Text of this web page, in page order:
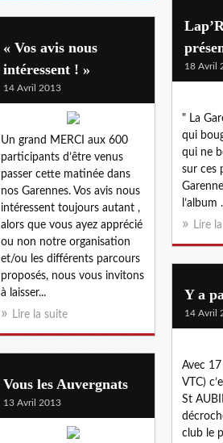
18 Avril
" La
qui
qui ne
sur ces
l’album .
Lire
« Vos avis nous
intéressent ! »
14 Avril 2013
Un grand MERCI aux 600
participants d’être venus
passer cette matinée dans
nos Garennes. Vos avis nous
intéressent toujours autant ,
alors que vous ayez apprécié
ou non notre organisation
et/ou les différents parcours
proposés, nous vous invitons
à laisser...
Lire la suite
Y a
14 Avril
Avec
VTC)
St
club le
Vous les Auvergnats
13 Avril 2013